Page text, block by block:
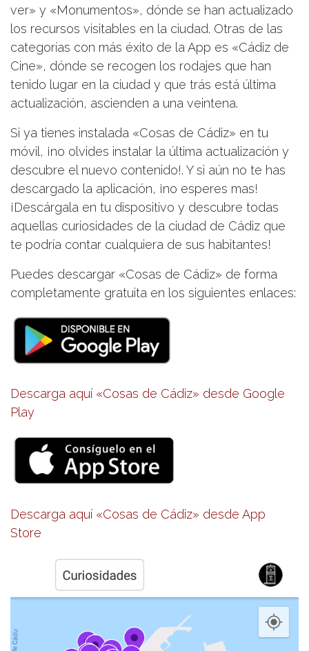
ver» y «Monumentos», dónde se han actualizado
los recursos visitables en la ciudad. Otras de las
categorías con más éxito de la App es «Cádiz de
Cine», dónde se recogen los rodajes que han
tenido lugar en la ciudad y que trás está última
actualización, ascienden a una veintena.
Si ya tienes instalada «Cosas de Cádiz» en tu
móvil, ¡no olvides instalar la última actualización y
descubre el nuevo contenido!. Y si aún no te has
descargado la aplicación, ¡no esperes mas!
¡Descárgala en tu dispositivo y descubre todas
aquellas curiosidades de la ciudad de Cádiz que
te podría contar cualquiera de sus habitantes!
Puedes descargar «Cosas de Cádiz» de forma
completamente gratuita en los siguientes enlaces:
Descarga aquí «Cosas de Cádiz» desde Google
Play
Descarga aquí «Cosas de Cádiz» desde App
Store